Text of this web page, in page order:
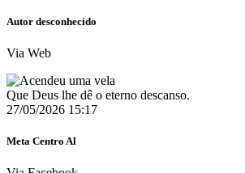
Autor desconhecido
Via Web
Que Deus lhe dê o eterno descanso.
27/05/2026 15:17
Meta Centro Al